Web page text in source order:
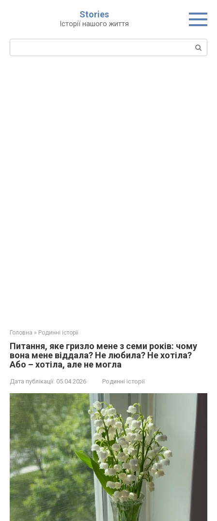
Stories
Історії нашого життя
Пошук:
Головна » Родинні історії
Питання, яке гризло мене з семи років: чому
вона мене віддала? Не любила? Не хотіла?
Або – хотіла, але не могла
Дата публікації: 05.04.2026 Родинні історії